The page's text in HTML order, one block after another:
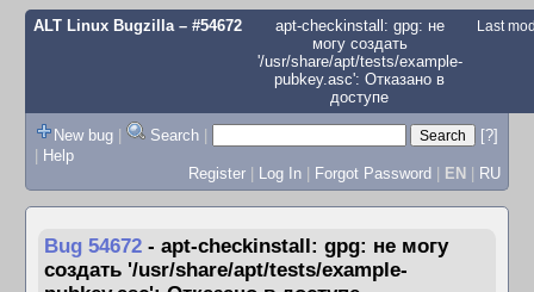
ALT Linux Bugzilla– #54672
apt-checkinstall: gpg: не
могу создать
'/usr/share/apt/tests/example-
pubkey.asc': Отказано в
доступе
Last
New bug | Search |
[?]
| Help
Register | Log In | Forgot Password | EN | RU
Bug 54672 - apt-checkinstall: gpg: не могу
создать '/usr/share/apt/tests/example-